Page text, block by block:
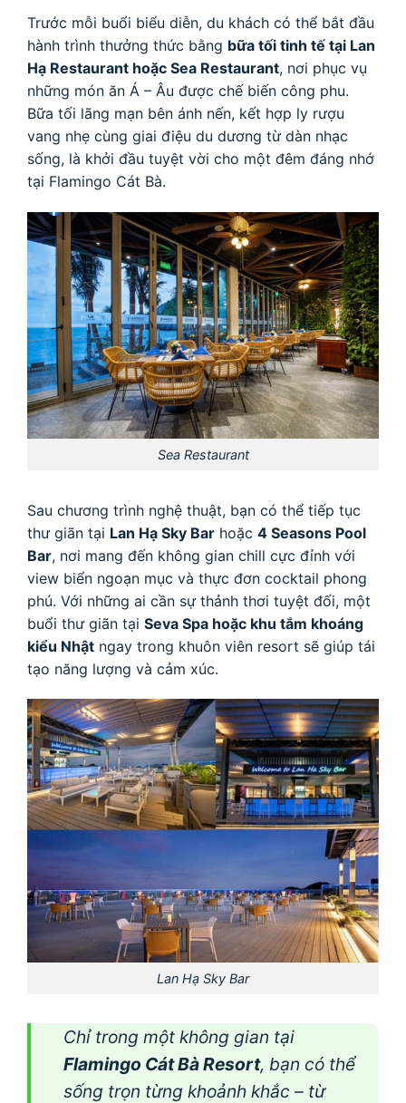
Trước mỗi buổi biểu diễn, du khách có thể bắt đầu
hành trình thưởng thức bằng bữa tối tinh tế tại Lan
Hạ Restaurant hoặc Sea Restaurant, nơi phục vụ
những món ăn Á – Âu được chế biến công phu.
Bữa tối lãng mạn bên ánh nến, kết hợp ly rượu
vang nhẹ cùng giai điệu du dương từ dàn nhạc
sống, là khởi đầu tuyệt vời cho một đêm đáng nhớ
tại Flamingo Cát Bà.
Sea Restaurant
Sau chương trình nghệ thuật, bạn có thể tiếp tục
thư giãn tại Lan Hạ Sky Bar hoặc 4 Seasons Pool
Bar, nơi mang đến không gian chill cực đỉnh với
view biển ngoạn mục và thực đơn cocktail phong
phú. Với những ai cần sự thảnh thơi tuyệt đối, một
buổi thư giãn tại Seva Spa hoặc khu tắm khoáng
kiểu Nhật ngay trong khuôn viên resort sẽ giúp tái
tạo năng lượng và cảm xúc.
Lan Hạ Sky Bar
Chỉ trong một không gian tại
Flamingo Cát Bà Resort, bạn có thể
sống trọn từng khoảnh khắc – từ